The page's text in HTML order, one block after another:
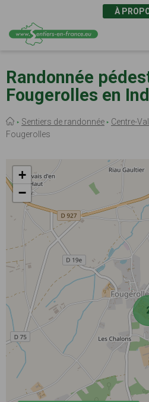
au
contenu
principal
À
Randonnée
Fougerolles en
Fil
d'Ariane
Sentiers de randonnée Centre-
Fougerolles
+
−